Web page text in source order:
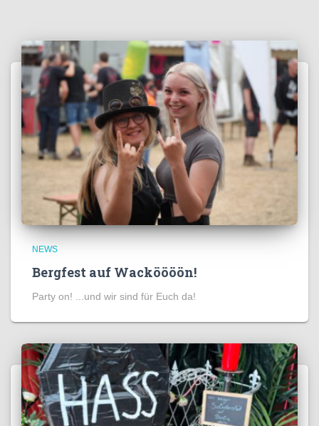
NEWS
Bergfest auf Wacköööön!
Party on! ...und wir sind für Euch da!